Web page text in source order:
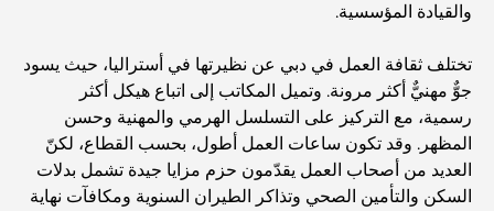
أفضل المطاعم الهندية في دبي: رحلة طهي
اكتشف ممشى نخلة جميرا: جولة بين الفخامة والإطلالات الخلابة
والقيادة المؤسسية.
تختلف ثقافة العمل في دبي عن نظيرتها في أستراليا، حيث يسود
جوٌّ مهنيٌّ أكثر مرونة. وتميل المكاتب إلى اتباع هيكل أكثر
رسمية، مع التركيز على التسلسل الهرمي والمهنية وحسن
المظهر. وقد تكون ساعات العمل أطول، بحسب القطاع، لكنّ
العديد من أصحاب العمل يقدّمون حزم مزايا جيدة تشمل بدلات
السكن والتأمين الصحي وتذاكر الطيران السنوية ومكافآت نهاية